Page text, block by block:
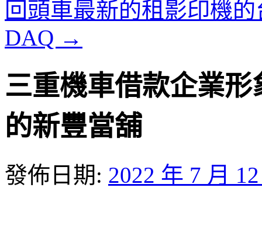
回頭車最新的租影印機
DAQ →
三重機車借款企業
的新豐當舖
發佈日期: 2022 年 7 月